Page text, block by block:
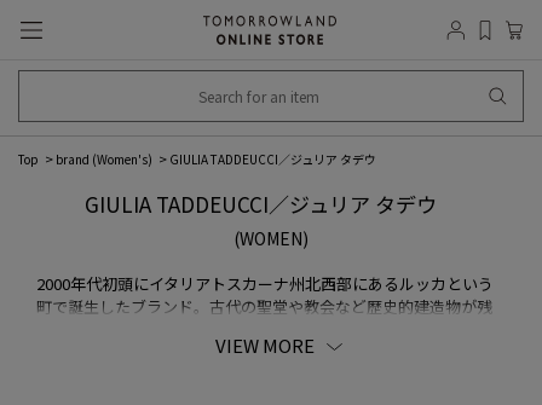
Top brand (Women's) GIULIA TADDEUCCI／ジュリア タデウ
GIULIA TADDEUCCI／ジュリア タデウ
(WOMEN)
2000年代初頭にイタリアトスカーナ州北西部にあるルッカという
町で誕生したブランド。古代の聖堂や教会など歴史的建造物が残
に作られている。皮なめしの産地であるトスカーナの厳選された
VIEW MORE